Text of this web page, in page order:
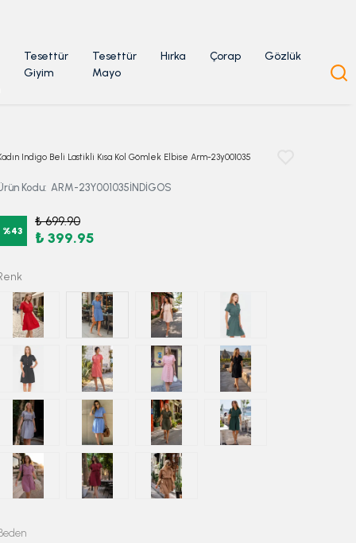
Tesettür
Giyim
Tesettür
Mayo
Hırka Çorap Gözlük
Indigo Beli Lastikli Kısa Kol Gömlek Elbise Arm-23y001035
Kodu: ARM-23Y001035İNDİGOS
%43
₺ 699.90
₺ 399.95